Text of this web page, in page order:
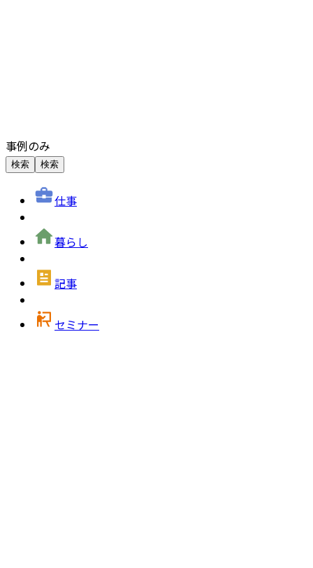
事例のみ
検索 検索
仕事
暮らし
記事
セミナー